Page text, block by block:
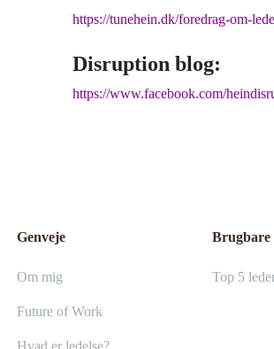
https://tunehein.dk/foredrag-om-
Disruption blog:
https://www.facebook.com/
Genveje
Om mig
Future of Work
Hvad er ledelse?
Brugbare
Top 5